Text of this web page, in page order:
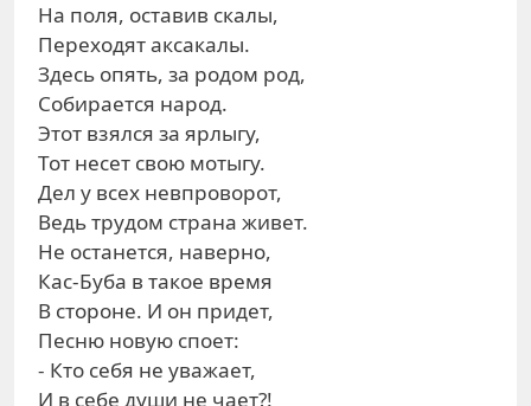
На поля, оставив скалы,
Переходят аксакалы.
Здесь опять, за родом род,
Собирается народ.
Этот взялся за ярлыгу,
Тот несет свою мотыгу.
Дел у всех невпроворот,
Ведь трудом страна живет.
Не останется, наверно,
Кас-Буба в такое время
В стороне. И он придет,
Песню новую споет:
- Кто себя не уважает,
И в себе души не чает?!